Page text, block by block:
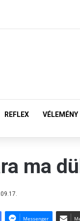
REFLEX VÉLEMÉNY
ma
Messenger